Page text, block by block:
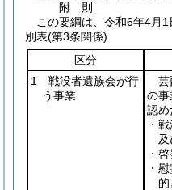
附 則
この要綱は、令和6年4月1
別表(第3条関係)
区分
1 戦没者遺族会が行
う事業
芸
の事
認め
・
・
・